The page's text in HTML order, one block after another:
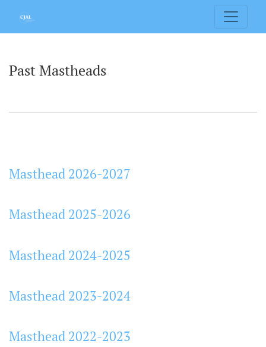
Past Mastheads
Masthead 2026-2027
Masthead 2025-2026
Masthead 2024-2025
Masthead 2023-2024
Masthead 2022-2023